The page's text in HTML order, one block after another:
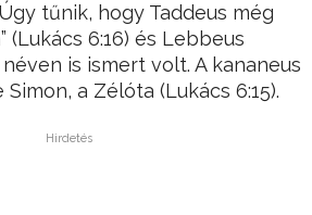
tűnik, hogy Taddeus még
(Lukács 6:16) és Lebbeus
néven is ismert volt. A kananeus
a Zélóta (Lukács 6:15).
Hirdetés